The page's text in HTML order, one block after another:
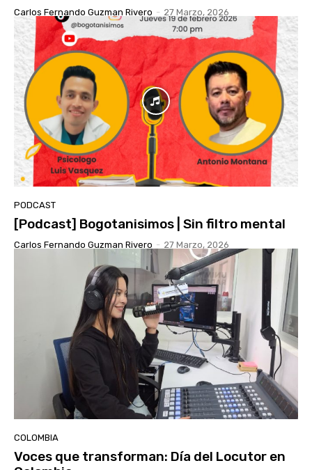
Carlos Fernando Guzman Rivero - 27 Marzo, 2026
PODCAST
[Podcast] Bogotanisimos | Sin filtro mental
Carlos Fernando Guzman Rivero - 27 Marzo, 2026
COLOMBIA
Voces que transforman: Día del Locutor en